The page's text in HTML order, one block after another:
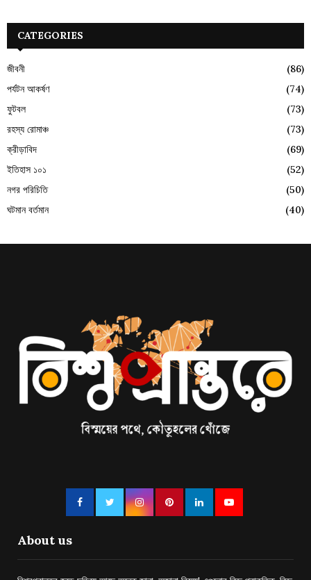
CATEGORIES
জীবনী
(86)
পর্যটন আকর্ষণ
(74)
ফুটবল
(73)
রহস্য রোমাঞ্চ
(73)
ক্রীড়াবিদ
(69)
ইতিহাস ১০১
(52)
নগর পরিচিতি
(50)
ঘটমান বর্তমান
(40)
About us